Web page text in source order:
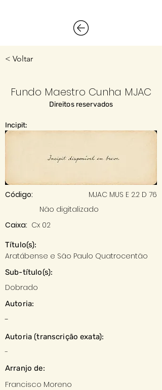
< Voltar
Fundo Maestro Cunha MJAC
Direitos reservados
Incipit:
Código:
MJAC MUS E 2.2 D 76
Não digitalizado
Caixa: Cx 02
Título(s):
Aratábense e São Paulo Quatrocentão
Sub-título(s):
Dobrado
Autoria:
-
Autoria (transcrição exata):
-
Arranjo de:
Francisco Moreno